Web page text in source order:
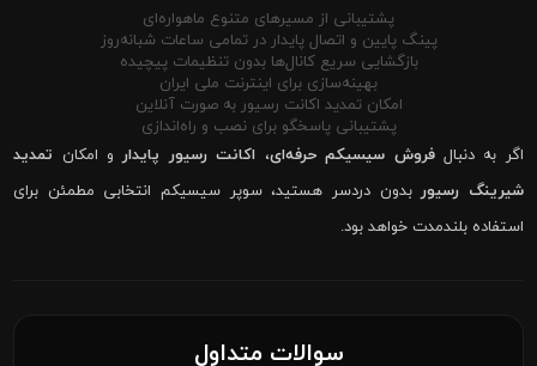
پشتیبانی از مسیرهای متنوع ماهواره‌ای
پینگ پایین و اتصال پایدار در تمامی ساعات شبانه‌روز
بازگشایی سریع کانال‌ها بدون تنظیمات پیچیده
بهینه‌سازی برای اینترنت ملی ایران
امکان تمدید اکانت رسیور به صورت آنلاین
پشتیبانی پاسخگو برای نصب و راه‌اندازی
اگر به دنبالفروش سیسیکم حرفه‌ای، اکانت رسیور پایدارو امکان تمدید
شیرینگ رسیوربدون دردسر هستید، سوپر سیسیکم انتخابی مطمئن برای
استفاده بلندمدت خواهد بود.
سوالات متداول